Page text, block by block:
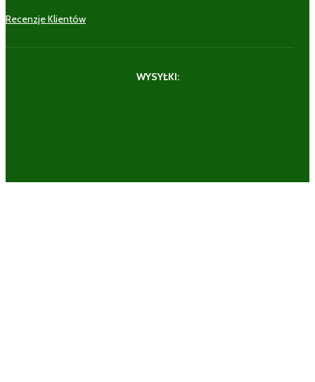
Recenzje Klientów
WYSYŁKI: